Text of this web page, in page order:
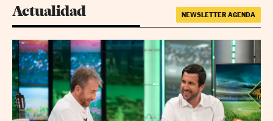
Actualidad NEWSLETTER AGENDA